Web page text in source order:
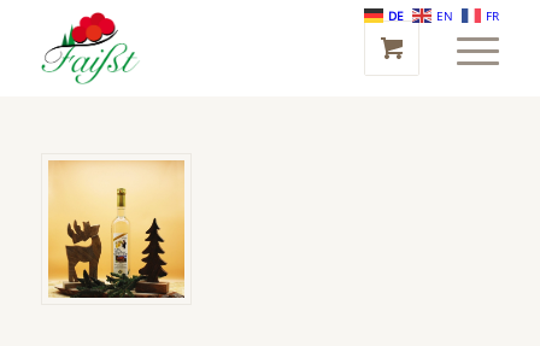
DE EN FR